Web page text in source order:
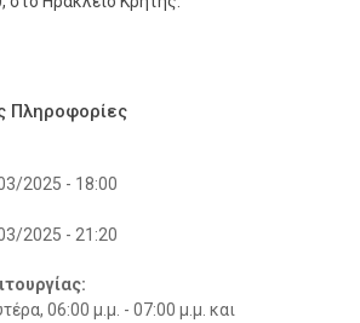
Πληροφορίες
2025 - 18:00
2025 - 21:20
06:00 μ.μ. - 07:00 μ.μ. και